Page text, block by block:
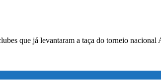
que já levantaram a taça do torneio